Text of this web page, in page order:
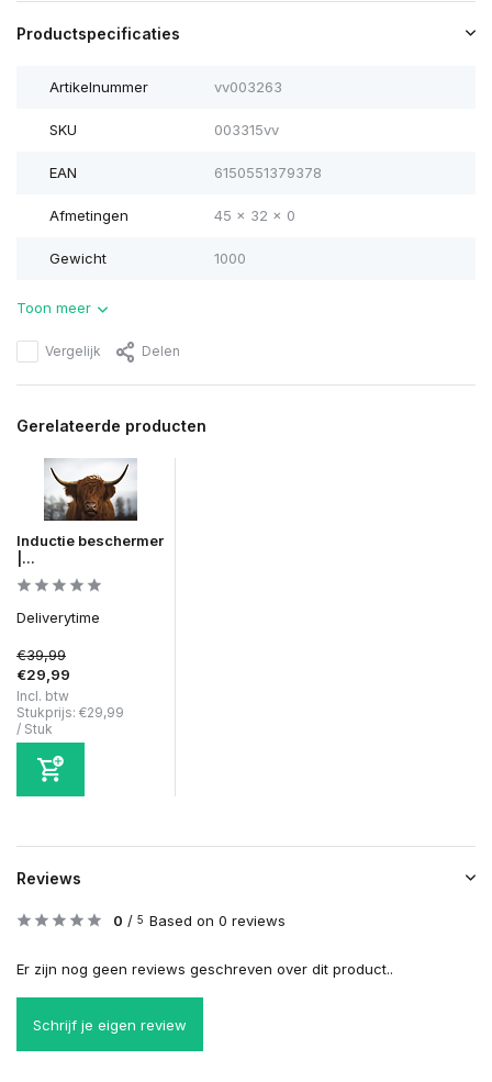
Productspecificaties
Artikelnummer vv003263
SKU 003315vv
EAN 6150551379378
Afmetingen 45 x 32 x 0
Gewicht 1000
Toon meer
Vergelijk Delen
Gerelateerde producten
Inductie beschermer
|...
Deliverytime
€39,99
€29,99
Incl. btw
Stukprijs: €29,99
/ Stuk
Reviews
0 / 5 Based on 0 reviews
Er zijn nog geen reviews geschreven over dit product..
Schrijf je eigen review